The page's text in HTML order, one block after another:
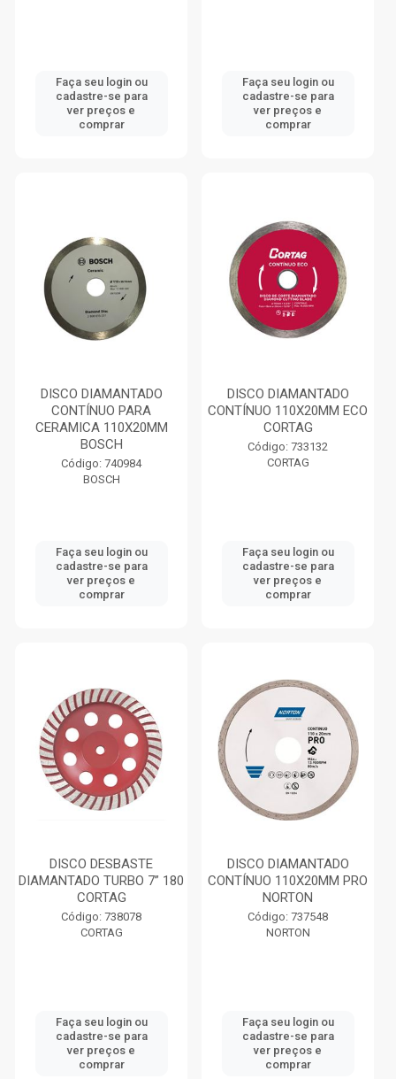
Faça seu login ou
cadastre-se para
ver preços e
comprar
Faça seu login ou
cadastre-se para
ver preços e
comprar
DISCO DIAMANTADO
CONTÍNUO PARA
CERAMICA 110X20MM
BOSCH
Código: 740984
BOSCH
Faça seu login ou
cadastre-se para
ver preços e
comprar
DISCO DIAMANTADO
CONTÍNUO 110X20MM ECO
CORTAG
Código: 733132
CORTAG
Faça seu login ou
cadastre-se para
ver preços e
comprar
DISCO DESBASTE
DIAMANTADO TURBO 7” 180
CORTAG
Código: 738078
CORTAG
Faça seu login ou
cadastre-se para
ver preços e
comprar
DISCO DIAMANTADO
CONTÍNUO 110X20MM PRO
NORTON
Código: 737548
NORTON
Faça seu login ou
cadastre-se para
ver preços e
comprar